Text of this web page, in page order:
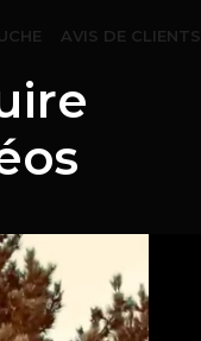
AVIS DE CLIENTS